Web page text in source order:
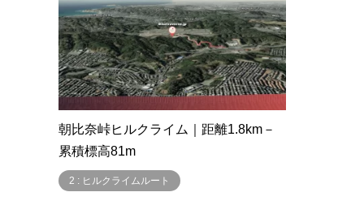
朝比奈峠ヒルクライム｜距離1.8km－
累積標高81m
2 : ヒルクライムルート